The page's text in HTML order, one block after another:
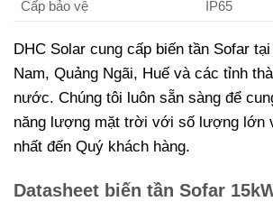
Cấp bảo vệ
IP65
DHC Solar cung cấp biến tần Sofar
Nam, Quảng Ngãi, Huế và các tỉnh
nước. Chúng tôi luôn sẵn sàng để
năng lượng mặt trời với số lượng lớn
nhất đến Quý khách hàng.
Datasheet biến tần Sofar